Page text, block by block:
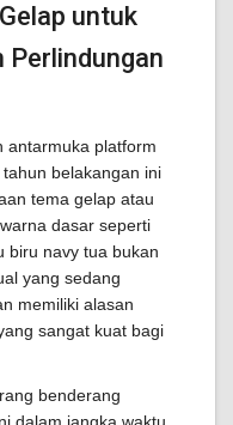
untuk
Perlindungan
antarmuka platform
belakangan ini
tema gelap atau
dasar seperti
biru navy tua bukan
yang sedang
memiliki alasan
sangat kuat bagi
benderang